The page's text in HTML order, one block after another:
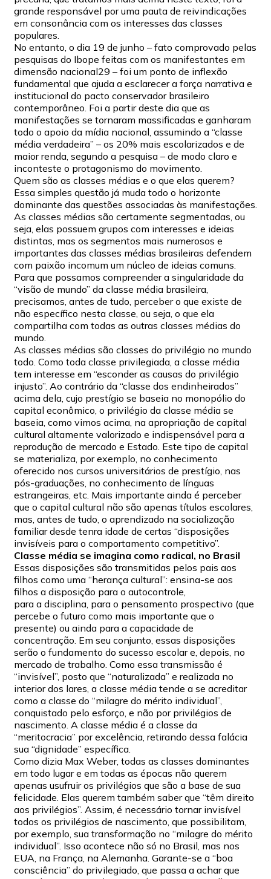
grande responsável por uma pauta de reivindicações
em consonância com os interesses das classes
populares.
No entanto, o dia 19 de junho – fato comprovado pelas
pesquisas do Ibope feitas com os manifestantes em
dimensão nacional29 – foi um ponto de inflexão
fundamental que ajuda a esclarecer a força narrativa e
institucional do pacto conservador brasileiro
contemporâneo. Foi a partir deste dia que as
manifestações se tornaram massificadas e ganharam
todo o apoio da mídia nacional, assumindo a “classe
média verdadeira” – os 20% mais escolarizados e de
maior renda, segundo a pesquisa – de modo claro e
inconteste o protagonismo do movimento.
Quem são as classes médias e o que elas querem?
Essa simples questão já muda todo o horizonte
dominante das questões associadas às manifestações.
As classes médias são certamente segmentadas, ou
seja, elas possuem grupos com interesses e ideias
distintas, mas os segmentos mais numerosos e
importantes das classes médias brasileiras defendem
com paixão incomum um núcleo de ideias comuns.
Para que possamos compreender a singularidade da
“visão de mundo” da classe média brasileira,
precisamos, antes de tudo, perceber o que existe de
não específico nesta classe, ou seja, o que ela
compartilha com todas as outras classes médias do
mundo.
As classes médias são classes do privilégio no mundo
todo. Como toda classe privilegiada, a classe média
tem interesse em “esconder as causas do privilégio
injusto”. Ao contrário da “classe dos endinheirados”
acima dela, cujo prestígio se baseia no monopólio do
capital econômico, o privilégio da classe média se
baseia, como vimos acima, na apropriação de capital
cultural altamente valorizado e indispensável para a
reprodução de mercado e Estado. Este tipo de capital
se materializa, por exemplo, no conhecimento
oferecido nos cursos universitários de prestígio, nas
pós-graduações, no conhecimento de línguas
estrangeiras, etc. Mais importante ainda é perceber
que o capital cultural não são apenas títulos escolares,
mas, antes de tudo, o aprendizado na socialização
familiar desde tenra idade de certas “disposições
invisíveis para o comportamento competitivo”.
Classe média se imagina como radical, no Brasil
Essas disposições são transmitidas pelos pais aos
filhos como uma “herança cultural”: ensina-se aos
filhos a disposição para o autocontrole,
para a disciplina, para o pensamento prospectivo (que
percebe o futuro como mais importante que o
presente) ou ainda para a capacidade de
concentração. Em seu conjunto, essas disposições
serão o fundamento do sucesso escolar e, depois, no
mercado de trabalho. Como essa transmissão é
“invisível”, posto que “naturalizada” e realizada no
interior dos lares, a classe média tende a se acreditar
como a classe do “milagre do mérito individual”,
conquistado pelo esforço, e não por privilégios de
nascimento. A classe média é a classe da
“meritocracia” por excelência, retirando dessa falácia
sua “dignidade” específica.
Como dizia Max Weber, todas as classes dominantes
em todo lugar e em todas as épocas não querem
apenas usufruir os privilégios que são a base de sua
felicidade. Elas querem também saber que “têm direito
aos privilégios”. Assim, é necessário tornar invisível
todos os privilégios de nascimento, que possibilitam,
por exemplo, sua transformação no “milagre do mérito
individual”. Isso acontece não só no Brasil, mas nos
EUA, na França, na Alemanha. Garante-se a “boa
consciência” do privilegiado, que passa a achar que